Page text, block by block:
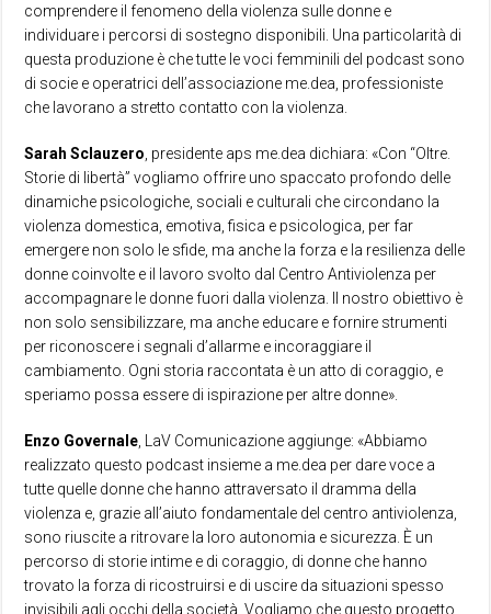
comprendere il fenomeno della violenza sulle donne e
individuare i percorsi di sostegno disponibili. Una particolarità di
questa produzione è che tutte le voci femminili del podcast sono
di socie e operatrici dell’associazione me.dea, professioniste
che lavorano a stretto contatto con la violenza.
Sarah Sclauzero , presidente aps me.dea dichiara: «Con “Oltre.
Storie di libertà” vogliamo offrire uno spaccato profondo delle
dinamiche psicologiche, sociali e culturali che circondano la
violenza domestica, emotiva, fisica e psicologica, per far
emergere non solo le sfide, ma anche la forza e la resilienza delle
donne coinvolte e il lavoro svolto dal Centro Antiviolenza per
accompagnare le donne fuori dalla violenza. Il nostro obiettivo è
non solo sensibilizzare, ma anche educare e fornire strumenti
per riconoscere i segnali d’allarme e incoraggiare il
cambiamento. Ogni storia raccontata è un atto di coraggio, e
speriamo possa essere di ispirazione per altre donne».
Enzo Governale , LaV Comunicazione aggiunge: «Abbiamo
realizzato questo podcast insieme a me.dea per dare voce a
tutte quelle donne che hanno attraversato il dramma della
violenza e, grazie all’aiuto fondamentale del centro antiviolenza,
sono riuscite a ritrovare la loro autonomia e sicurezza. È un
percorso di storie intime e di coraggio, di donne che hanno
trovato la forza di ricostruirsi e di uscire da situazioni spesso
invisibili agli occhi della società. Vogliamo che questo progetto